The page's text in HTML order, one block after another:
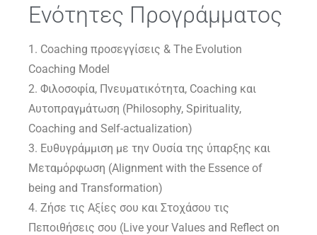
Ενότητες Προγράμματος
1. Coaching προσεγγίσεις & The Evolution
Coaching Model
2. Φιλοσοφία, Πνευματικότητα, Coaching και
Αυτοπραγμάτωση (Philosophy, Spirituality,
Coaching and Self-actualization)
3. Ευθυγράμμιση με την Ουσία της ύπαρξης και
Μεταμόρφωση (Alignment with the Essence of
being and Transformation)
4. Ζήσε τις Αξίες σου και Στοχάσου τις
Πεποιθήσεις σου (Live your Values and Reflect on